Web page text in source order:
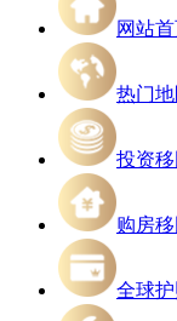
网站
热门
投资
购房
全球